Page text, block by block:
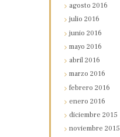
agosto2016
julio2016
junio2016
mayo2016
abril2016
marzo2016
febrero2016
enero2016
diciembre2015
noviembre2015